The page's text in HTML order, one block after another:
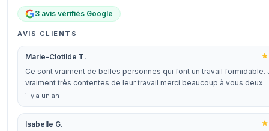
3 avis vérifiés Google
AVIS CLIENTS
Marie-Clotilde T.
Ce sont vraiment de belles personnes qui font un travail formidable.
vraiment très contentes de leur travail merci beaucoup à vous deux
il y a un an
Isabelle G.